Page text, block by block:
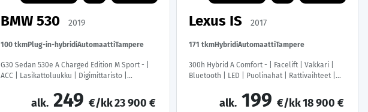
BMW 530 2019
100 tkmPlug-in-hybridiAutomaattiTampere
G30 Sedan 530e A Charged Edition M Sport - |
ACC | Lasikattoluukku | Digimittaristo |
Navi | Kahdet Renkaat |
alk. 249 €/kk23 900 €
Lexus IS 2017
171 tkmHybridiAutomaattiTampere
300h Hybrid A Comfort - | Facelift | Vakkari |
Bluetooth | LED | Puolinahat | Rattivaihteet |
alk. 199 €/kk18 900 €